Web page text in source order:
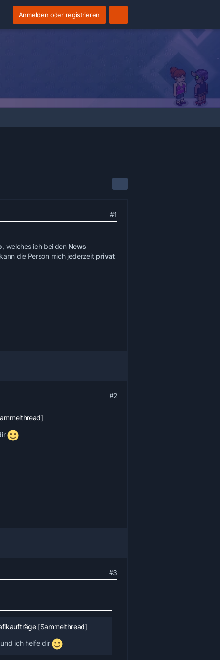
Anmelden oder registrieren
#1
, welches ich bei den News
die Person mich jederzeit privat
#2
#3
[Sammelthread]
ich helfe dir